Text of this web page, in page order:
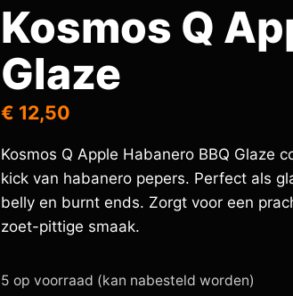
Kosmos Q
Glaze
€ 12,50
Kosmos Q Apple Habanero BBQ Glaze
kick van habanero pepers. Perfect als
belly en burnt ends. Zorgt voor een
zoet-pittige smaak.
5 op voorraad (kan nabesteld worden)